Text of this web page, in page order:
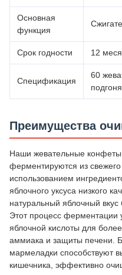
Основная
функция
Срок годности 12
Спецификация
60
Преимущества
Наши жевательные
ферментируются из свежего
использованием
яблочного уксуса низкого
натуральный яблочный вкус
Этот процесс ферментации
яблочной кислоты для
аммиака и защиты печени.
мармеладки способствуют
кишечника, эффективно